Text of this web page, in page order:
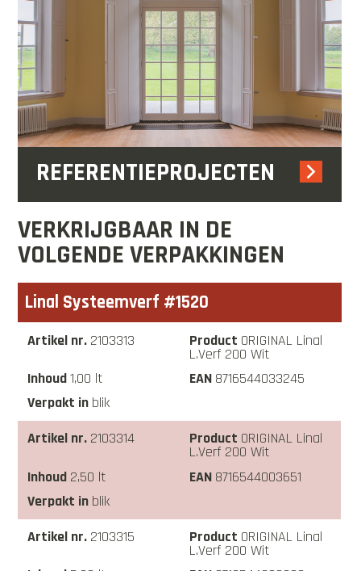
REFERENTIEPROJECTEN
VERKRIJGBAAR IN DE
VOLGENDE VERPAKKINGEN
Linal Systeemverf #1520
2103313 ORIGINAL Linal
L.Verf 200 Wit
1,00 lt
8716544033245
blik
2103314
ORIGINAL Linal
L.Verf 200 Wit
2,50 lt
8716544003651
blik
2103315
ORIGINAL Linal
L.Verf 200 Wit